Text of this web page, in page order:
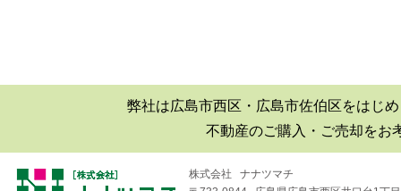
弊社は広島市西区・広島市佐伯区をはじ
不動産のご購入・ご売却をお
株式会社 ナナツマチ